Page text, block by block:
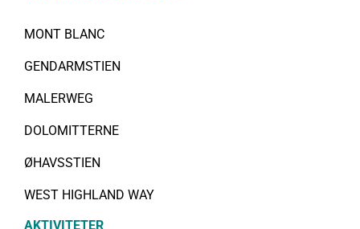
MONT BLANC
GENDARMSTIEN
MALERWEG
DOLOMITTERNE
ØHAVSSTIEN
WEST HIGHLAND WAY
AKTIVITETER